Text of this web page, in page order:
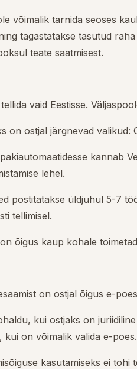
võimalik tarnida seoses
tagastatakse tasutud
teate saatmisest.
vaid Eestisse.
on ostjal järgnevad
kannab
lehel.
postitatakse üldjuhul 5-7
tellimisel.
õigus kaup kohale
on ostjal õigus e-
kui ostjaks on
kui on võimalik valida e-poes.
kasutamiseks ei